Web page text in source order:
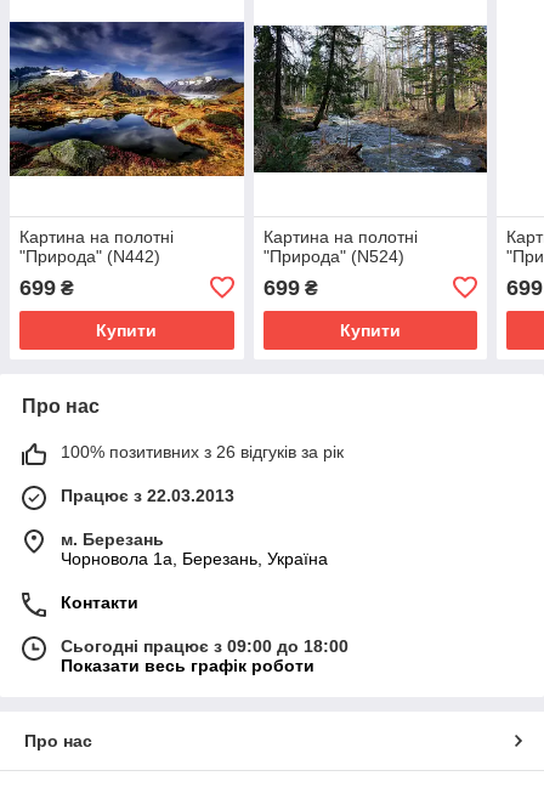
Картина на полотні
"Природа" (N442)
699 ₴
Купити
Картина на полотні
"Природа" (N524)
699₴
Купити
699
Про нас
100% позитивних з 26 відгуків за рік
Працює з 22.03.2013
м. Березань
Чорновола 1а, Березань, Україна
Контакти
Сьогодні працює з 09:00 до 18:00
Показати весь графік роботи
Про нас